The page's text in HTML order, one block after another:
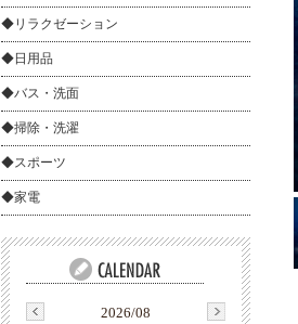
◆リラクゼーション
◆日用品
◆バス・洗面
◆掃除・洗濯
◆スポーツ
◆家電
2026/08